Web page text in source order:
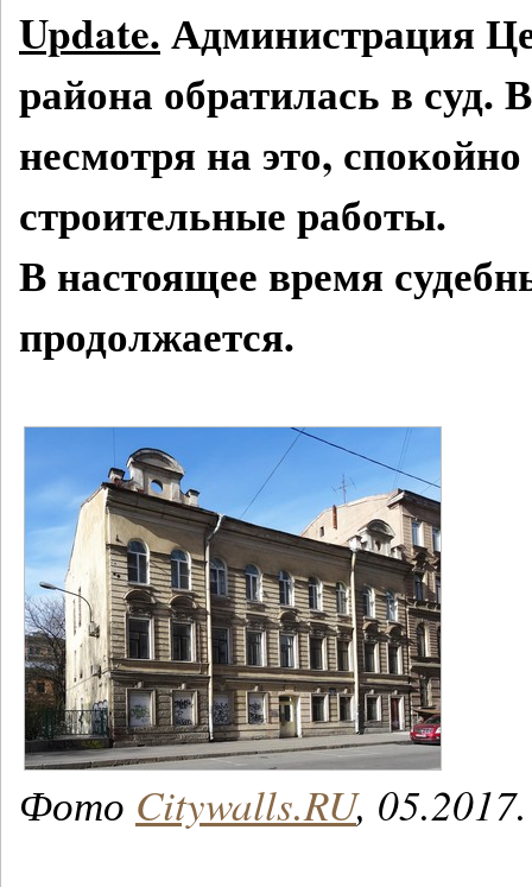
Update.Администрация
района обратилась в суд.
несмотря на это,
строительные работы.
В настоящее время
продолжается.
Фото Citywalls.RU, 05.2017.